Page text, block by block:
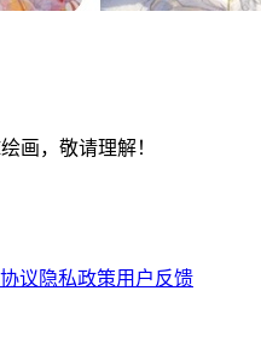
画，敬请理解！
议 隐私政策用户反馈